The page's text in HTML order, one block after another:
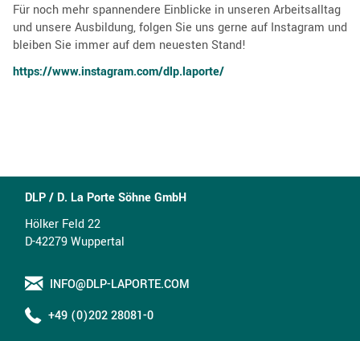
Für noch mehr spannendere Einblicke in unseren Arbeitsalltag
und unsere Ausbildung, folgen Sie uns gerne auf Instagram und
bleiben Sie immer auf dem neuesten Stand!
https://www.instagram.com/dlp.laporte/
DLP / D. La Porte Söhne GmbH
Hölker Feld 22
D-42279 Wuppertal
INFO@DLP-LAPORTE.COM
+49 (0)202 28081-0